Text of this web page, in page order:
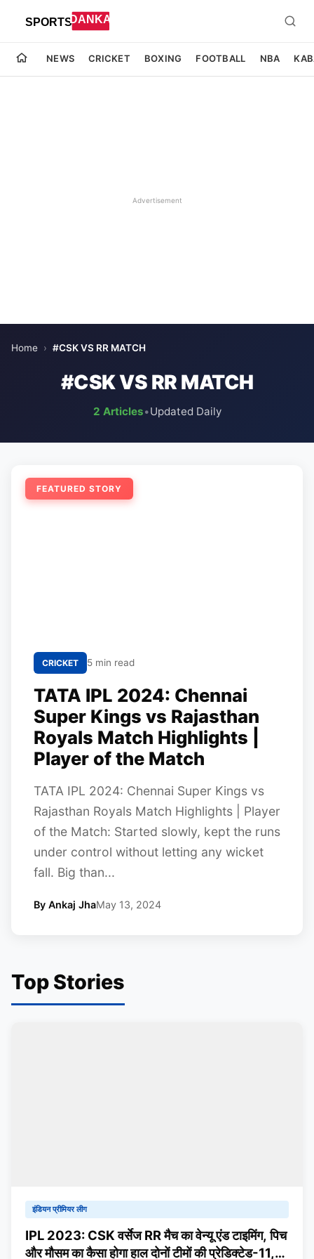
NEWS CRICKET BOXING FOOTBALL NBA
Advertisement
Home › #CSK VS RR MATCH
#CSK VS RR MATCH
2 Articles•Updated Daily
FEATURED STORY
CRICKET 5 min read
TATA IPL 2024: Chennai
Super Kings vs Rajasthan
Royals Match Highlights |
Player of the Match
TATA IPL 2024: Chennai Super Kings vs
Rajasthan Royals Match Highlights | Player
of the Match: Started slowly, kept the runs
under control without letting any wicket
fall. Big than...
By Ankaj JhaMay 13, 2024
Top Stories
इंडियन प्रीमियर लीग
IPL 2023: CSK वर्सेज RR मैच का वेन्यू एंड टाइमिंग, पिच
और मौसम का कैसा होगा हाल दोनों टीमों की प्रेडिक्टेड-11,